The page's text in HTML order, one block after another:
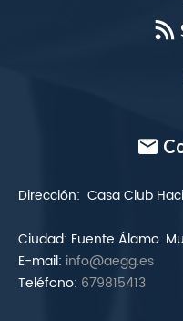
Dirección: Casa Club
Ciudad: Fuente Álamo.
E-mail: info@aegg.es
Teléfono: 679815413